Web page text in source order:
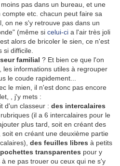
pas dans un bureau, et une
etc. chacun peut faire sa
on ne s'y retrouve pas dans un
(même si celui-ci a l'air très joli
alors de bricoler le sien, ce n'est
si difficile.
familial ? Et bien ce que l'on
les informations utiles à regrouper
le coude rapidement...
le mien, il n'est donc pas encore
, j'y mets :
d'un classeur : des intercalaires
(il a 6 intercalaires pour le
plus tard, soit en créant des
en créant une deuxième partie
des feuilles libres à petits
transparentes pour y
ne pas trouer ou ceux qui ne s'y